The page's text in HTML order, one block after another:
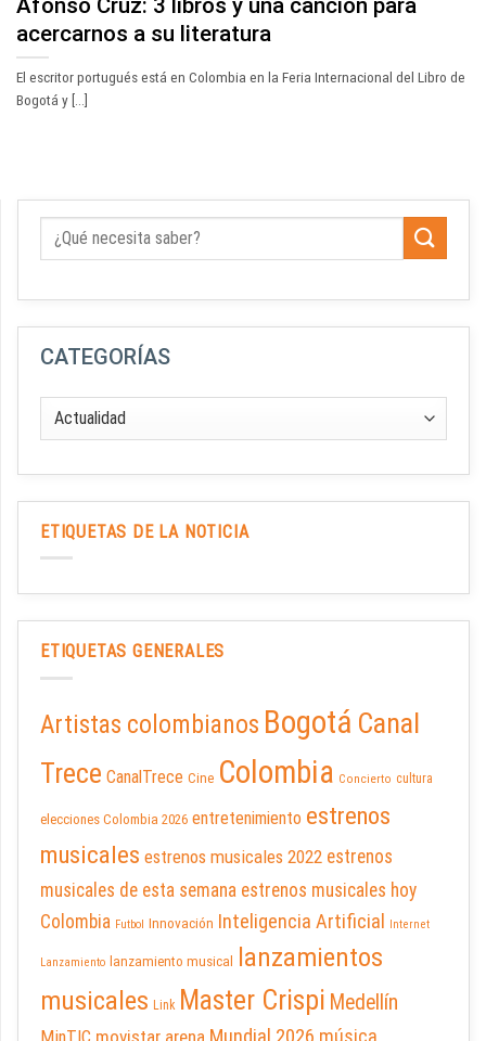
acercarnos a su literatura
El escritor portugués está en Colombia en la Feria Internacional del Libro de
Bogotá y [...]
CATEGORÍAS
ETIQUETAS DE LA NOTICIA
ETIQUETAS GENERALES
Artistas colombianos Bogotá Canal
Trece CanalTrece Cine Colombia Concierto cultura
elecciones Colombia 2026 entretenimiento estrenos
musicales estrenos musicales 2022 estrenos
musicales de esta semana estrenos musicales hoy
Colombia Futbol Innovación Inteligencia Artificial Internet
Lanzamiento lanzamiento musical
lanzamientos
musicales Link Master Crispi Medellín
movistar arena música